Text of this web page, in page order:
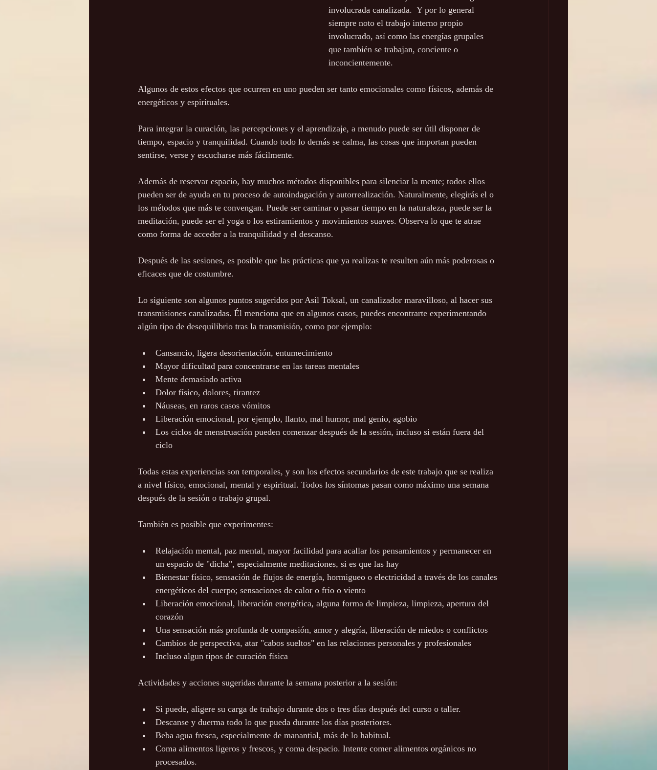
involucrada canalizada.  Y por lo general
siempre noto el trabajo interno propio
involucrado, así como las energías grupales
que también se trabajan, conciente o
inconcientemente.
Algunos de estos efectos que ocurren en uno pueden ser tanto emocionales como físicos, además de
energéticos y espirituales.
Para integrar la curación, las percepciones y el aprendizaje, a menudo puede ser útil disponer de
tiempo, espacio y tranquilidad. Cuando todo lo demás se calma, las cosas que importan pueden
sentirse, verse y escucharse más fácilmente.
Además de reservar espacio, hay muchos métodos disponibles para silenciar la mente; todos ellos
pueden ser de ayuda en tu proceso de autoindagación y autorrealización. Naturalmente, elegirás el o
los métodos que más te convengan. Puede ser caminar o pasar tiempo en la naturaleza, puede ser la
meditación, puede ser el yoga o los estiramientos y movimientos suaves. Observa lo que te atrae
como forma de acceder a la tranquilidad y el descanso.
Después de las sesiones, es posible que las prácticas que ya realizas te resulten aún más poderosas o
eficaces que de costumbre.
Lo siguiente son algunos puntos sugeridos por Asil Toksal, un canalizador maravilloso, al hacer sus
transmisiones canalizadas. Él menciona que en algunos casos, puedes encontrarte experimentando
algún tipo de desequilibrio tras la transmisión, como por ejemplo:
Cansancio, ligera desorientación, entumecimiento
Mayor dificultad para concentrarse en las tareas mentales
Mente demasiado activa
Dolor físico, dolores, tirantez
Náuseas, en raros casos vómitos
Liberación emocional, por ejemplo, llanto, mal humor, mal genio, agobio
Los ciclos de menstruación pueden comenzar después de la sesión, incluso si están fuera del
ciclo
Todas estas experiencias son temporales, y son los efectos secundarios de este trabajo que se realiza
a nivel físico, emocional, mental y espiritual. Todos los síntomas pasan como máximo una semana
después de la sesión o trabajo grupal.
También es posible que experimentes:
Relajación mental, paz mental, mayor facilidad para acallar los pensamientos y permanecer en
un espacio de "dicha", especialmente meditaciones, si es que las hay
Bienestar físico, sensación de flujos de energía, hormigueo o electricidad a través de los canales
energéticos del cuerpo; sensaciones de calor o frío o viento
Liberación emocional, liberación energética, alguna forma de limpieza, limpieza, apertura del
corazón
Una sensación más profunda de compasión, amor y alegría, liberación de miedos o conflictos
Cambios de perspectiva, atar "cabos sueltos" en las relaciones personales y profesionales
Incluso algun tipos de curación física
Actividades y acciones sugeridas durante la semana posterior a la sesión:
Si puede, aligere su carga de trabajo durante dos o tres días después del curso o taller.
Descanse y duerma todo lo que pueda durante los días posteriores.
Beba agua fresca, especialmente de manantial, más de lo habitual.
Coma alimentos ligeros y frescos, y coma despacio. Intente comer alimentos orgánicos no
procesados.